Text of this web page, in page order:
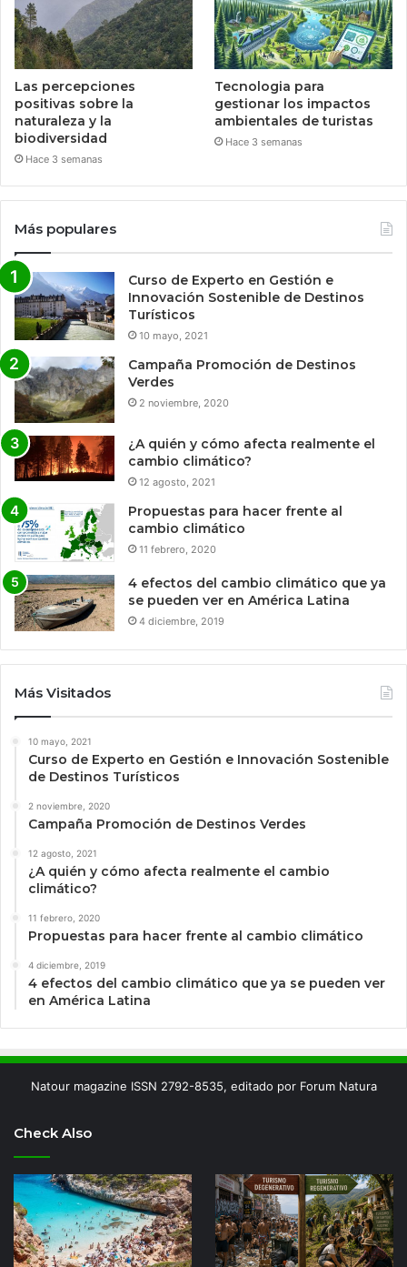
Las percepciones
positivas sobre la
naturaleza y la
biodiversidad
Hace 3 semanas
Tecnologia para
gestionar los impactos
ambientales de turistas
Hace 3 semanas
Más populares
Curso de Experto en Gestión e
Innovación Sostenible de Destinos
Turísticos
10 mayo, 2021
Campaña Promoción de Destinos
Verdes
2 noviembre, 2020
¿A quién y cómo afecta realmente el
cambio climático?
12 agosto, 2021
Propuestas para hacer frente al
cambio climático
11 febrero, 2020
4 efectos del cambio climático que ya
se pueden ver en América Latina
4 diciembre, 2019
Más Visitados
10 mayo, 2021
Curso de Experto en Gestión e Innovación Sostenible
de Destinos Turísticos
2 noviembre, 2020
Campaña Promoción de Destinos Verdes
12 agosto, 2021
¿A quién y cómo afecta realmente el cambio
climático?
11 febrero, 2020
Propuestas para hacer frente al cambio climático
4 diciembre, 2019
4 efectos del cambio climático que ya se pueden ver
en América Latina
Natour magazine ISSN 2792-8535, editado por Forum Natura
Check Also